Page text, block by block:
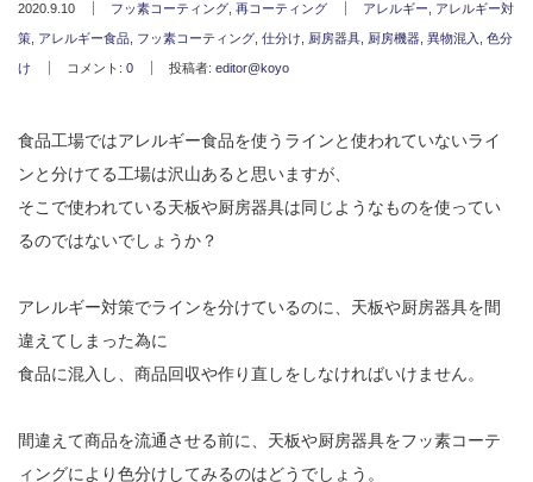
2020.9.10 フッ素コーティング 再コーティング アレルギー アレルギー対
策 アレルギー食品 フッ素コーティング 仕分け 厨房器具 厨房機器 異物混入 色分
け コメント: 0 投稿者: editor@koyo
食品工場ではアレルギー食品を使うラインと使われていないライ
ンと分けてる工場は沢山あると思いますが、
そこで使われている天板や厨房器具は同じようなものを使ってい
るのではないでしょうか？
アレルギー対策でラインを分けているのに、天板や厨房器具を間
違えてしまった為に
食品に混入し、商品回収や作り直しをしなければいけません。
間違えて商品を流通させる前に、天板や厨房器具をフッ素コーテ
ィングにより色分けしてみるのはどうでしょう。
フッ素樹脂ベルト
取付工事・メンテナンス
よくある質問
ブログ
最近の記事
2023.10.20
今まで使用が出来ないとされていた小